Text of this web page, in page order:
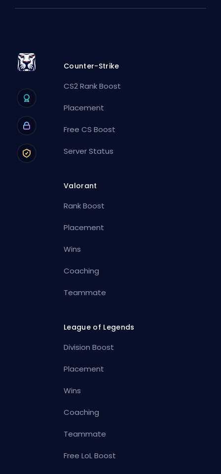
Counter-Strike
CS2 Rank Boost
Placement
Free CS Boost
Server Status
Valorant
Rank Boost
Placement
Wins
Coaching
Teammate
League of Legends
Division Boost
Placement
Wins
Coaching
Teammate
Free LoL Boost